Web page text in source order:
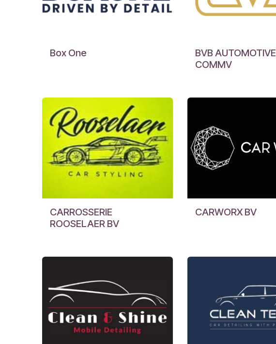
Box One
BVB AUTOMOTIVE
COMMV
CARROSSERIE
ROOSELAER BV
CARWORX BV